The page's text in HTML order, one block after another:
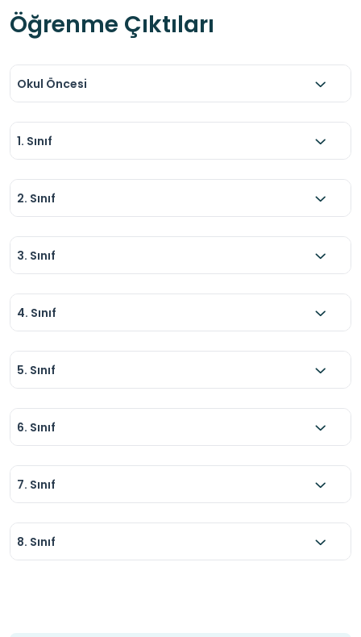
Öğrenme Çıktıları
Okul Öncesi
1. Sınıf
2. Sınıf
3. Sınıf
4. Sınıf
5. Sınıf
6. Sınıf
7. Sınıf
8. Sınıf